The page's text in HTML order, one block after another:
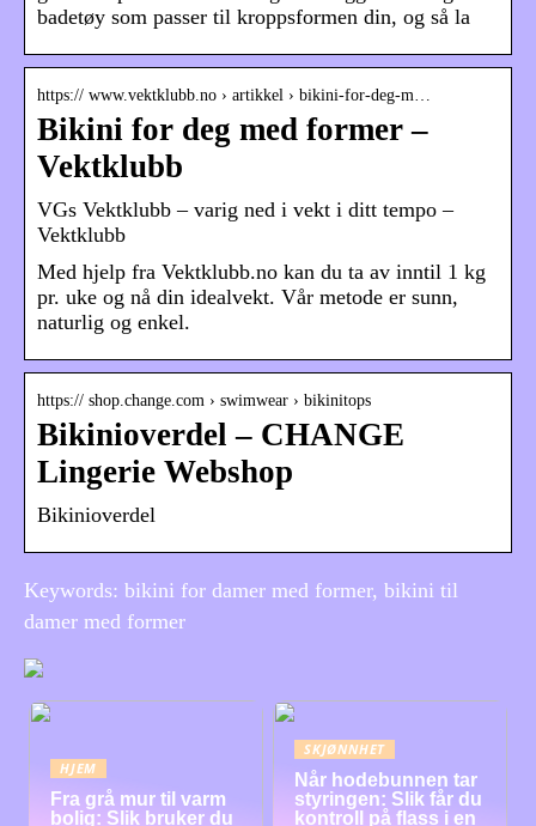
badetøy som passer til kroppsformen din, og så la
https:// www.vektklubb.no › artikkel › bikini-for-deg-m…
Bikini for deg med former –
Vektklubb
VGs Vektklubb – varig ned i vekt i ditt tempo –
Vektklubb
Med hjelp fra Vektklubb.no kan du ta av inntil 1 kg
pr. uke og nå din idealvekt. Vår metode er sunn,
naturlig og enkel.
https:// shop.change.com › swimwear › bikinitops
Bikinioverdel – CHANGE
Lingerie Webshop
Bikinioverdel
Keywords: bikini for damer med former, bikini til
damer med former
HJEM
Fra grå mur til varm
bolig: Slik bruker du
SKJØNNHET
Når hodebunnen tar
styringen: Slik får du
kontroll på flass i en